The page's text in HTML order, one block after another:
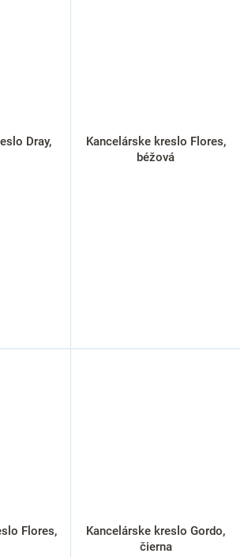
Dray,
Kancelárske kreslo Flores,
béžová
Flores,
Kancelárske kreslo Gordo,
čierna